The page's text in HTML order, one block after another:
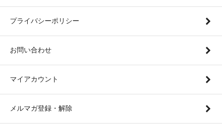
プライバシーポリシー
お問い合わせ
マイアカウント
メルマガ登録・解除